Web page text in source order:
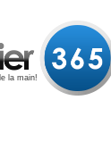
la main!